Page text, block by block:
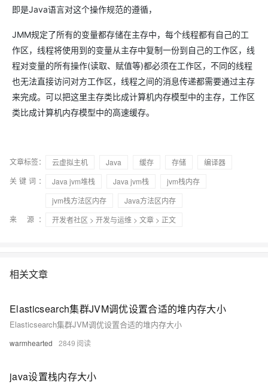
即是Java语言对这个操作规范的遵循，
JMM规定了所有的变量都存储在主存中，每个线程都有自己的工
作区，线程将使用到的变量从主存中复制一份到自己的工作区，线
程对变量的所有操作(读取、赋值等)都必须在工作区，不同的线程
也无法直接访问对方工作区，线程之间的消息传递都需要通过主存
来完成。可以把这里主存类比成计算机内存模型中的主存，工作区
类比成计算机内存模型中的高速缓存。
文章标签： 云虚拟主机 Java 缓存 存储
编译器
关键词：
Java jvm堆栈 Java jvm栈
jvm栈内存
jvm栈方法区内存
Java方法区内存
来 源：
开发者社区 > 开发与运维 > 文章 > 正文
相关文章
Elasticsearch集群JVM调优设置合适的堆内存大小
Elasticsearch集群JVM调优设置合适的堆内存大小
warmhearted 2849
java设置栈内存大小